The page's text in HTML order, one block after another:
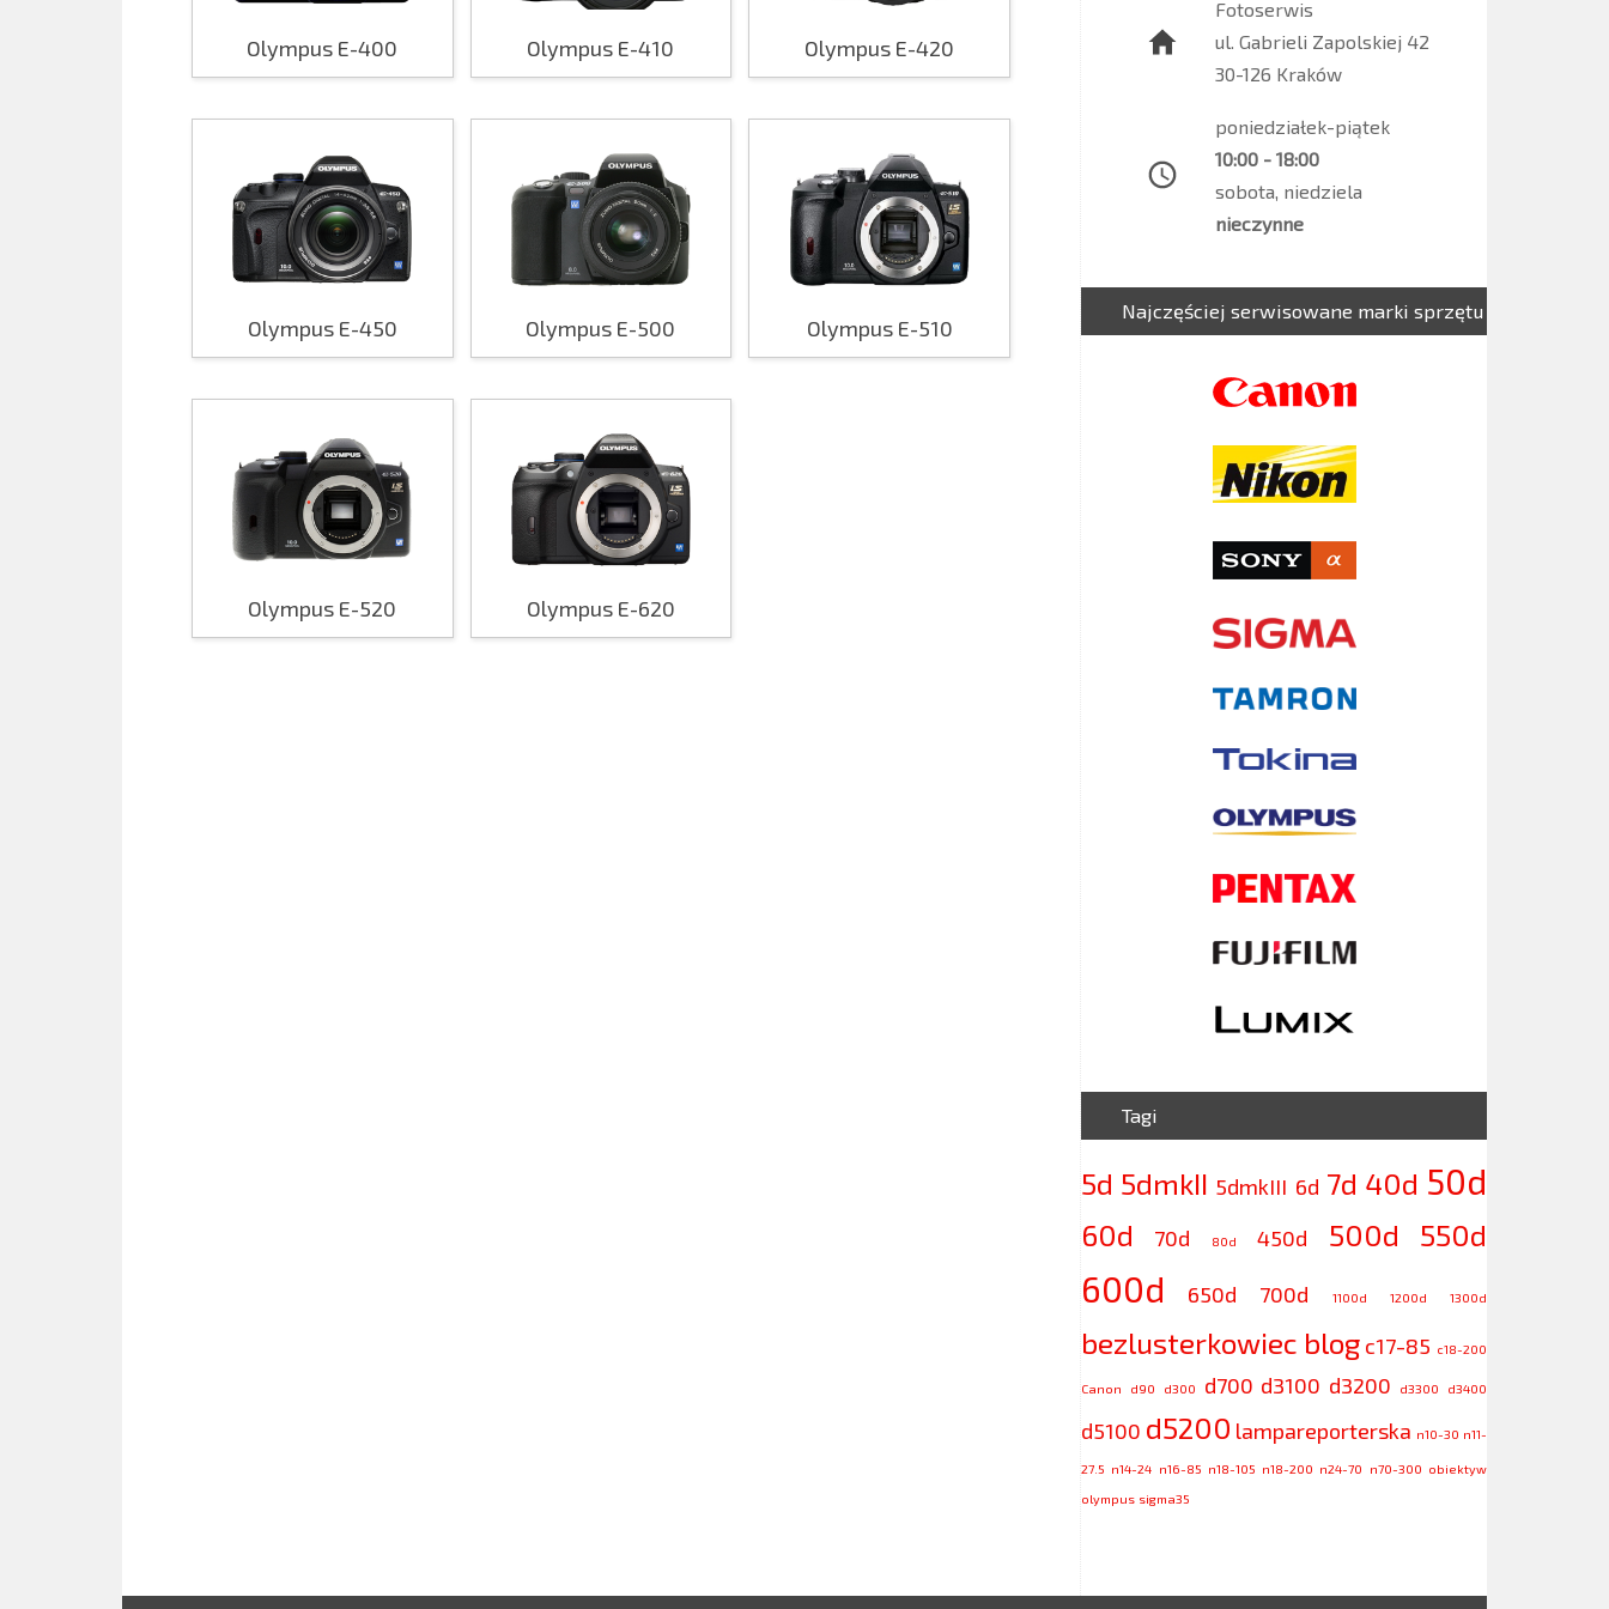
Olympus E-400 Olympus E-410 Olympus E-420
Olympus E-450 Olympus E-500 Olympus E-510
Olympus E-520 Olympus E-620
Fotoserwis
ul. Gabrieli Zapolskiej 42
30-126 Kraków
poniedziałek-piątek
10:00 - 18:00
sobota, niedziela
nieczynne
Najczęściej serwisowane marki sprzętu
Tagi
5d 5dmkII 5dmkIII 6d 7d 40d 50d
60d 70d 80d 450d 500d 550d
600d 650d 700d 1100d 1200d 1300d
bezlusterkowiec blog c17-85 c18-200
Canon d90 d300 d700 d3100 d3200 d3300 d3400
d5100 d5200 lampareporterska n10-30 n11-
27.5 n14-24 n16-85 n18-105 n18-200 n24-70 n70-300 obiektyw
olympus sigma35